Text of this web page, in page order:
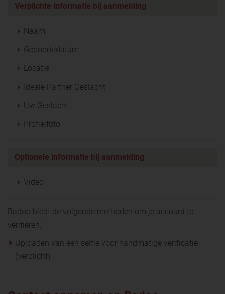
Verplichte informatie bij aanmelding
Naam
Geboortedatum
Locatie
Ideale Partner Geslacht
Uw Geslacht
Profielfoto
Optionele informatie bij aanmelding
Video
Badoo biedt de volgende methoden om je account te
verifiëren:
Uploaden van een selfie voor handmatige verificatie
(verplicht)